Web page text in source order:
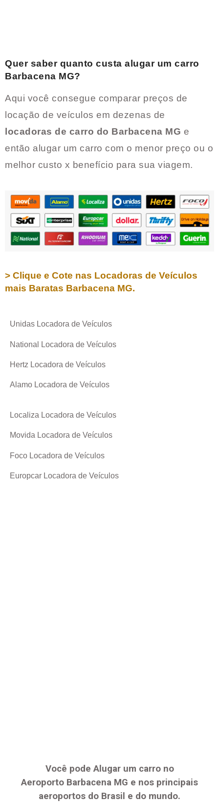
Quer saber quanto custa alugar um carro
Barbacena MG?
Aqui você consegue comparar preços de
locação de veículos em dezenas de
locadoras de carro do Barbacena MG e
então alugar um carro com o menor preço ou o
melhor custo x benefício para sua viagem.
> Clique e Cote nas Locadoras de Veículos
mais Baratas Barbacena MG.
Unidas Locadora de Veículos
National Locadora de Veículos
Hertz Locadora de Veículos
Alamo Locadora de Veículos
Localiza Locadora de Veículos
Movida Locadora de Veículos
Foco Locadora de Veículos
Europcar Locadora de Veículos
Você pode Alugar um carro no
Aeroporto Barbacena MG e nos principais
aeroportos do Brasil e do mundo.